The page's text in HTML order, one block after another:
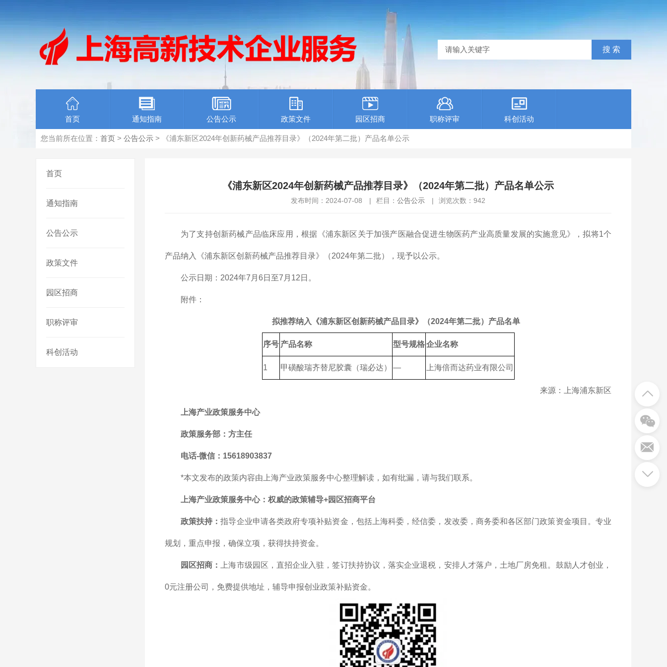
首页 通知指南 公告公示 政策文件 园区招商 职称评审 科创活动
您当前所在位置： 首页 > 公告公示 > 《浦东新区2024年创新药械产品推荐目录》（2024年第二批）产品名单公示
首页
通知指南
公告公示
政策文件
园区招商
职称评审
科创活动
《浦东新区2024年创新药械产品推荐目录》（2024年第二批）产品名单公示
发布时间：2024-07-08 | 栏目： 公告公示 | 浏览次数： 942
为了支持创新药械产品临床应用，根据《浦东新区关于加强产医融合促进生物医药产业高质量发展的实施意见》，拟将1个
产品纳入《浦东新区创新药械产品推荐目录》（2024年第二批），现予以公示。
公示日期：2024年7月6日至7月12日。
附件：
拟推荐纳入《浦东新区创新药械产品目录》（2024年第二批）产品名单
序号 产品名称 型号规格 企业名称
1 甲磺酸瑞齐替尼胶囊（瑞必达） — 上海倍而达药业有限公司
来源：上海浦东新区
上海产业政策服务中心
政策服务部 ：方主任
电话-微信：15618903837
*本文发布的政策内容由上海产业政策服务中心整理解读，如有纰漏，请与我们联系。
上海产业政策服务中心： 权威的政策辅导+园区招商平台
政策扶持：指导企业申请各类政府专项补贴资金，包括上海科委，经信委，发改委，商务委和各区部门政策资金项目。专业
规划，重点申报，确保立项，获得扶持资金。
园区招商： 上海市级园区，直招企业入驻，签订扶持协议，落实企业退税，安排人才落户，土地厂房免租。鼓励人才创业，
0元注册公司，免费提供地址，辅导申报创业政策补贴资金。